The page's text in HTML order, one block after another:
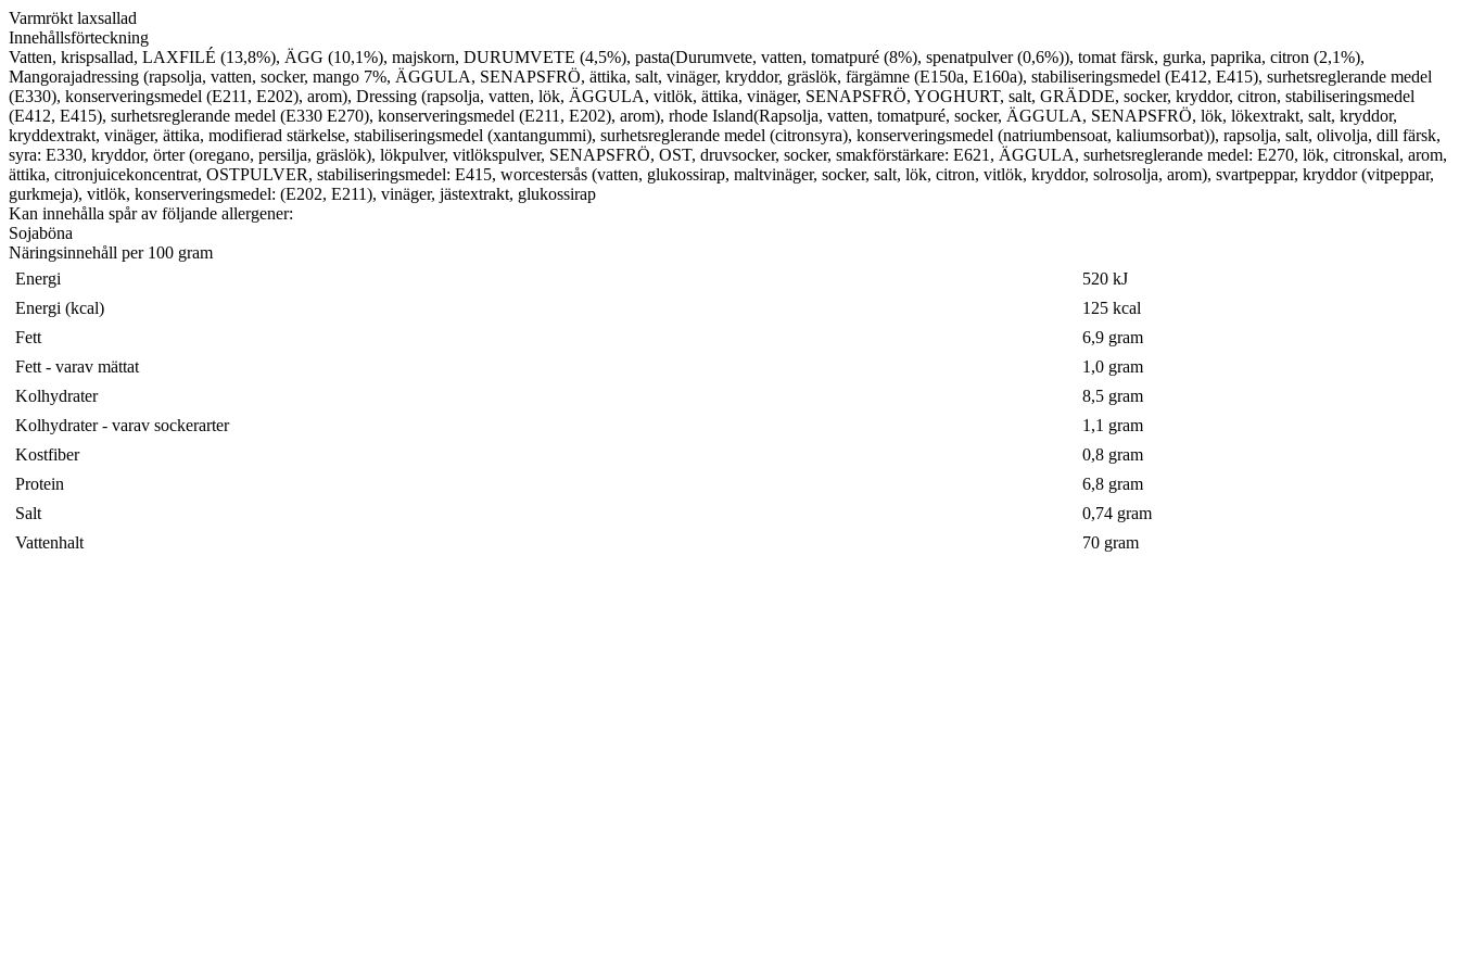
Varmrökt laxsallad
Innehållsförteckning
Vatten, krispsallad, LAXFILÉ (13,8%), ÄGG (10,1%), majskorn, DURUMVETE (4,5%), pasta(Durumvete, vatten, tomatpuré (8%), spenatpulver (0,6%)), tomat färsk, gurka, paprika, citron (2,1%),
Mangorajadressing (rapsolja, vatten, socker, mango 7%, ÄGGULA, SENAPSFRÖ, ättika, salt, vinäger, kryddor, gräslök, färgämne (E150a, E160a), stabiliseringsmedel (E412, E415), surhetsreglerande medel
(E330), konserveringsmedel (E211, E202), arom), Dressing (rapsolja, vatten, lök, ÄGGULA, vitlök, ättika, vinäger, SENAPSFRÖ, YOGHURT, salt, GRÄDDE, socker, kryddor, citron, stabiliseringsmedel
(E412, E415), surhetsreglerande medel (E330 E270), konserveringsmedel (E211, E202), arom), rhode Island(Rapsolja, vatten, tomatpuré, socker, ÄGGULA, SENAPSFRÖ, lök, lökextrakt, salt, kryddor,
kryddextrakt, vinäger, ättika, modifierad stärkelse, stabiliseringsmedel (xantangummi), surhetsreglerande medel (citronsyra), konserveringsmedel (natriumbensoat, kaliumsorbat)), rapsolja, salt, olivolja, dill färsk,
syra: E330, kryddor, örter (oregano, persilja, gräslök), lökpulver, vitlökspulver, SENAPSFRÖ, OST, druvsocker, socker, smakförstärkare: E621, ÄGGULA, surhetsreglerande medel: E270, lök, citronskal, arom,
ättika, citronjuicekoncentrat, OSTPULVER, stabiliseringsmedel: E415, worcestersås (vatten, glukossirap, maltvinäger, socker, salt, lök, citron, vitlök, kryddor, solrosolja, arom), svartpeppar, kryddor (vitpeppar,
gurkmeja), vitlök, konserveringsmedel: (E202, E211), vinäger, jästextrakt, glukossirap
Kan innehålla spår av följande allergener:
Sojaböna
Näringsinnehåll per 100 gram
Energi
520 kJ
Energi (kcal)
125 kcal
Fett
6,9 gram
Fett - varav mättat
1,0 gram
Kolhydrater
8,5 gram
Kolhydrater - varav sockerarter
1,1 gram
Kostfiber
0,8 gram
Protein
6,8 gram
Salt
0,74 gram
Vattenhalt
70 gram